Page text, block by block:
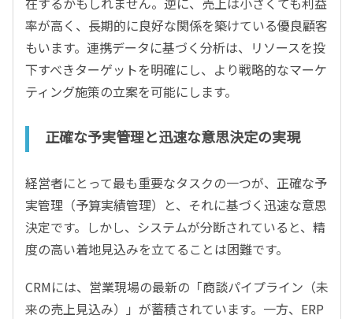
率が高く、長期的に良好な関係を築けている優良顧客
もいます。連携データに基づく分析は、リソースを投
下すべきターゲットを明確にし、より戦略的なマーケ
ティング施策の立案を可能にします。
正確な予実管理と迅速な意思決定の実現
経営者にとって最も重要なタスクの一つが、正確な予
実管理（予算実績管理）と、それに基づく迅速な意思
決定です。しかし、システムが分断されていると、精
度の高い着地見込みを立てることは困難です。
CRMには、営業現場の最新の「商談パイプライン（未
来の売上見込み）」が蓄積されています。一方、ERP